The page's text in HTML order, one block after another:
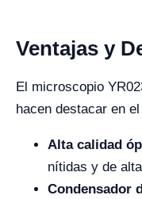
Ventajas y
El microscopio
hacen destacar en
Alta calidad
nítidas y de
Condensador